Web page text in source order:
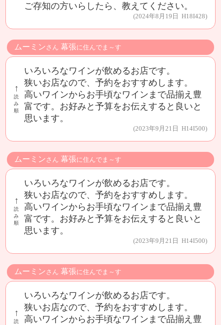
ご存知の方いらしたら、教えてください。
(2024年8月19日 H18I428)
ムーミン さん 幕張に住んでま～す
↑
読
み
順
いろいろなワインが飲めるお店です。
狭いお店なので、予約をおすすめします。
高いワインからお手頃なワインまで品揃え豊
富です。お好みと予算をお伝えすると良いと
思います。
(2023年9月21日 H14I500)
ムーミン さん 幕張に住んでま～す
↑
読
み
順
いろいろなワインが飲めるお店です。
狭いお店なので、予約をおすすめします。
高いワインからお手頃なワインまで品揃え豊
富です。お好みと予算をお伝えすると良いと
思います。
(2023年9月21日 H14I500)
ムーミン さん 幕張に住んでま～す
↑
読
いろいろなワインが飲めるお店です。
狭いお店なので、予約をおすすめします。
高いワインからお手頃なワインまで品揃え豊